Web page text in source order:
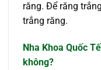
răng. Để răng
trắng răng.
Nha Khoa Quốc
không?